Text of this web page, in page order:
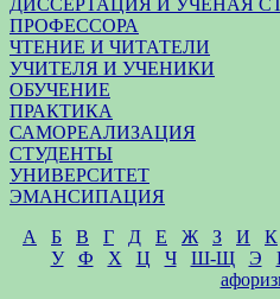
ДИССЕРТАЦИЯ И УЧЕНАЯ
ПРОФЕССОРА
ЧТЕНИЕ И ЧИТАТЕЛИ
УЧИТЕЛЯ И УЧЕНИКИ
ОБУЧЕНИЕ
ПРАКТИКА
САМОРЕАЛИЗАЦИЯ
СТУДЕНТЫ
УНИВЕРСИТЕТ
ЭМАНСИПАЦИЯ
А
Б В Г Д Е Ж З И К
У
Ф Х Ц Ч Ш-Щ Э